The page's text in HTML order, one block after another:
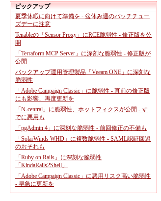
ピックアップ
夏季休暇に向けて準備を - 盆休み週のパッチチュー
ズデーに注意
Tenableの「Sensor Proxy」にRCE脆弱性 - 修正版を公
開
「Terraform MCP Server」に深刻な脆弱性 - 修正版が
公開
バックアップ運用管理製品「Veeam ONE」に深刻な
脆弱性
「Adobe Campaign Classic」に脆弱性 - 直前の修正版
にも影響、再度更新を
「N-central」に脆弱性、ホットフィクスが公開 - す
でに悪用も
「pgAdmin 4」に深刻な脆弱性 - 前回修正の不備も
「SolarWinds WHD」に複数脆弱性 - SAML認証回避
のおそれも
「Ruby on Rails」に深刻な脆弱性
「KindaRails2Shell」
「Adobe Campaign Classic」に悪用リスク高い脆弱性
- 早急に更新を